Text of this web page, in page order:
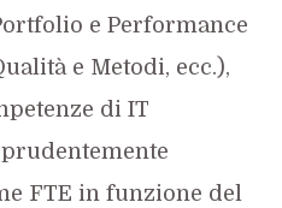
e Performance
e Metodi, ecc.),
di IT
FTE in funzione del